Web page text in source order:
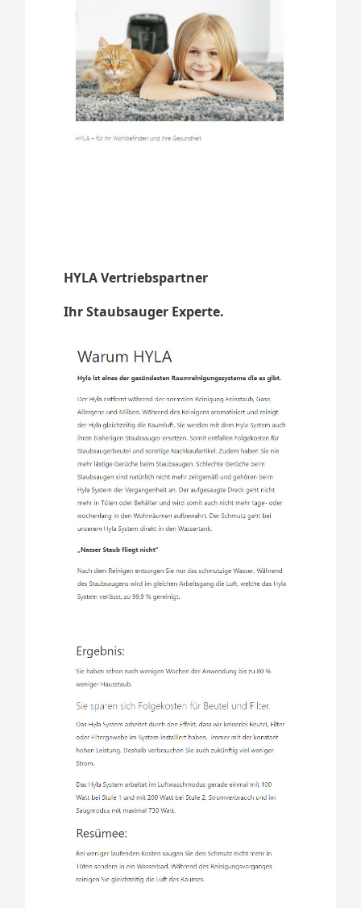
HYLA Vertriebspartner
Ihr Staubsauger Experte.